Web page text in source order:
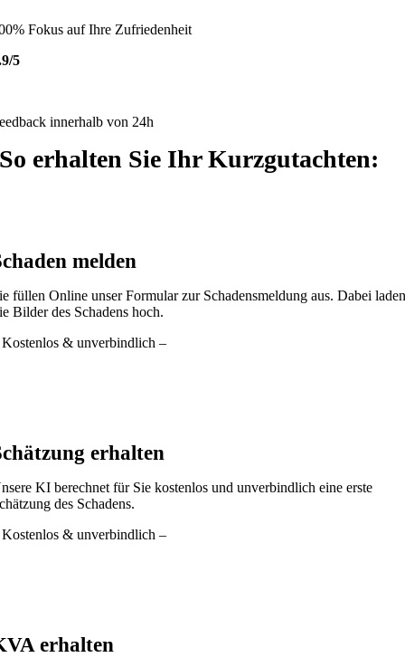
Fokus auf Ihre Zufriedenheit
5
innerhalb von 24h
So erhalten Sie Ihr Kurzgutachten:
melden
füllen Online unser Formular zur Schadensmeldung aus. Dabei
Bilder des Schadens hoch.
& unverbindlich –
erhalten
KI berechnet für Sie kostenlos und unverbindlich eine erste
des Schadens.
& unverbindlich –
erhalten